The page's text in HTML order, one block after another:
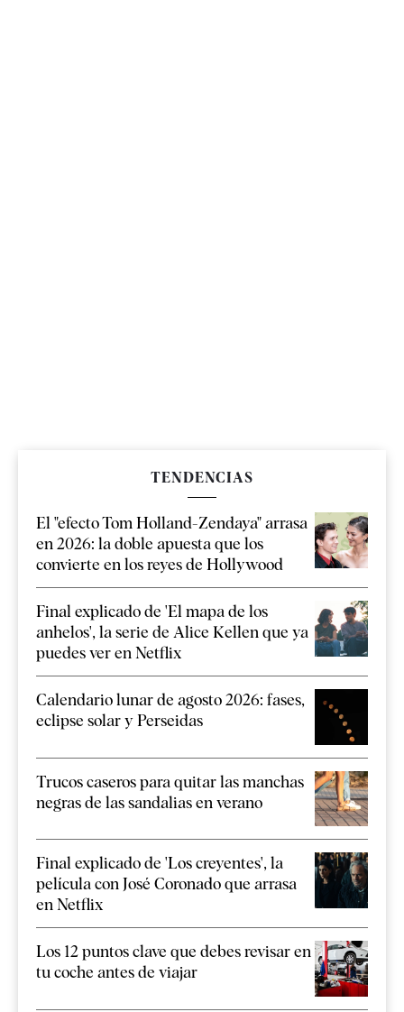
TENDENCIAS
El "efecto Tom Holland-Zendaya" arrasa
en 2026: la doble apuesta que los
convierte en los reyes de Hollywood
Final explicado de 'El mapa de los
anhelos', la serie de Alice Kellen que ya
puedes ver en Netflix
Calendario lunar de agosto 2026: fases,
eclipse solar y Perseidas
Trucos caseros para quitar las manchas
negras de las sandalias en verano
Final explicado de 'Los creyentes', la
película con José Coronado que arrasa
en Netflix
Los 12 puntos clave que debes revisar en
tu coche antes de viajar